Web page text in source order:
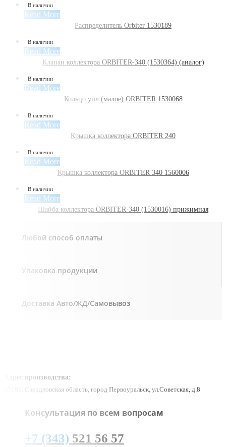
В наличии
Read More
Распределитель Orbiter 1530189
В наличии
Read More
Клапан коллектора ORBITER-340 (1530364) (аналог)
В наличии
Read More
Кольцо упл.(малое) ORBITER 1530068
В наличии
Read More
Крышка коллектора ORBITER 240
В наличии
Read More
Крышка коллектора ORBITER 340 1560006
В наличии
Read More
Шайба коллектора ORBITER-340 (1530016) прижимная
Любой способ оплаты
Упаковка продукции
Доставка Авто/ЖД/Самовывоз
Адрес производства:
23101, Свердловская область, город Первоуральск, ул.Советская, д.8
Консультация по всем вопросам
+7 (343) 521 56 57